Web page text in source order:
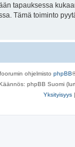
tapauksessa
Tämä toiminto
ohjelmisto phpBB
phpBB Suomi
Yksityisyys |